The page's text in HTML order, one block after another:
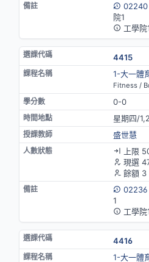
02240
院1
工學
4415
1-大一體
Fitness /
0-0
星期四/
盛世慧
上限
現選
餘額 3
02236
1
工學
4416
1-大一體